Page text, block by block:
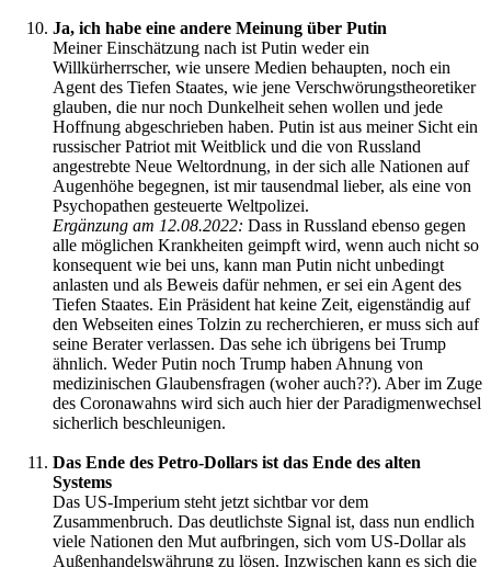
Ja, ich habe eine andere Meinung über Putin
Meiner Einschätzung nach ist Putin weder ein
Willkürherrscher, wie unsere Medien behaupten, noch ein
Agent des Tiefen Staates, wie jene Verschwörungstheoretiker
glauben, die nur noch Dunkelheit sehen wollen und jede
Hoffnung abgeschrieben haben. Putin ist aus meiner Sicht ein
russischer Patriot mit Weitblick und die von Russland
angestrebte Neue Weltordnung, in der sich alle Nationen auf
Augenhöhe begegnen, ist mir tausendmal lieber, als eine von
Psychopathen gesteuerte Weltpolizei.
Ergänzung am 12.08.2022: Dass in Russland ebenso gegen
alle möglichen Krankheiten geimpft wird, wenn auch nicht so
konsequent wie bei uns, kann man Putin nicht unbedingt
anlasten und als Beweis dafür nehmen, er sei ein Agent des
Tiefen Staates. Ein Präsident hat keine Zeit, eigenständig auf
den Webseiten eines Tolzin zu recherchieren, er muss sich auf
seine Berater verlassen. Das sehe ich übrigens bei Trump
ähnlich. Weder Putin noch Trump haben Ahnung von
medizinischen Glaubensfragen (woher auch??). Aber im Zuge
des Coronawahns wird sich auch hier der Paradigmenwechsel
sicherlich beschleunigen.
Das Ende des Petro-Dollars ist das Ende des alten
Systems
Das US-Imperium steht jetzt sichtbar vor dem
Zusammenbruch. Das deutlichste Signal ist, dass nun endlich
viele Nationen den Mut aufbringen, sich vom US-Dollar als
Außenhandelswährung zu lösen. Inzwischen kann es sich die